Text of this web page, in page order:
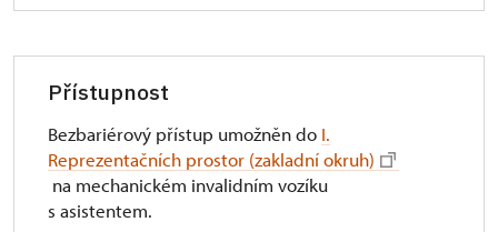
Přístupnost
Bezbariérový přístup umožněn do I.
Reprezentačních prostor (zakladní okruh)
na mechanickém invalidním vozíku
s asistentem.